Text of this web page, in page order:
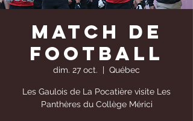
Match de
Football
dim. 27 oct.
  |
Québec
Les Gaulois de La Pocatière visite Les
Panthères du Collège Mérici